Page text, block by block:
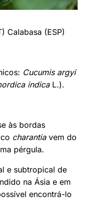
Calabasa (ESP)
Cucumis argyi
indica L.).
às bordas
charantiavem do
pérgula.
e subtropical de
na Ásia e em
encontrá-lo